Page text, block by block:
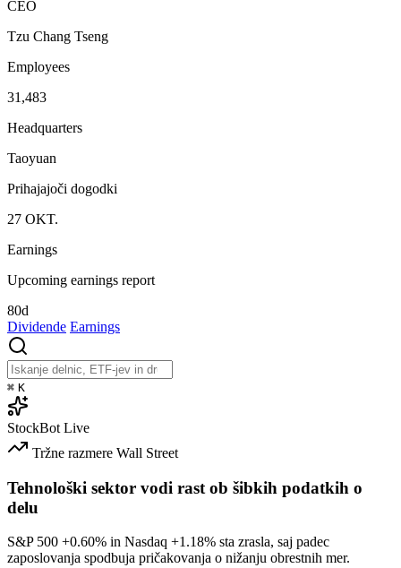
CEO
Tzu Chang Tseng
Employees
31,483
Headquarters
Taoyuan
Prihajajoči dogodki
27 OKT.
Earnings
Upcoming earnings report
80d
Dividende Earnings
⌘ K
StockBot Live
Tržne razmere Wall Street
Tehnološki sektor vodi rast ob šibkih podatkih o
delu
S&P 500 +0.60% in Nasdaq +1.18% sta zrasla, saj padec
zaposlovanja spodbuja pričakovanja o nižanju obrestnih mer.